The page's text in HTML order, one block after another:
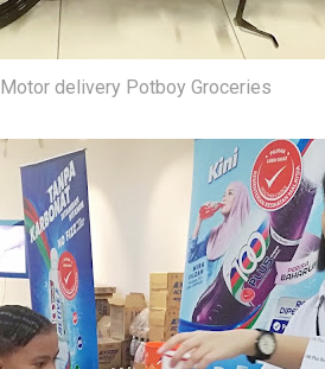
Motor delivery Potboy Groceries